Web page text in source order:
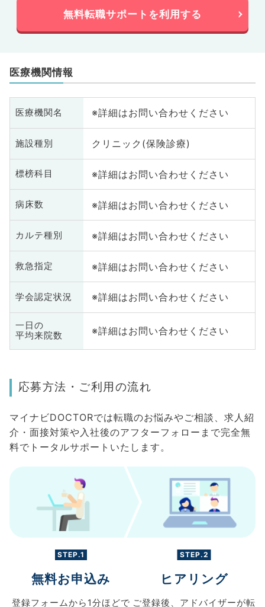
無料転職サポートを利用する
医療機関情報
医療機関名 ※詳細はお問い合わせください
施設種別 クリニック(保険診療)
標榜科目 ※詳細はお問い合わせください
病床数 ※詳細はお問い合わせください
カルテ種別 ※詳細はお問い合わせください
救急指定 ※詳細はお問い合わせください
学会認定状況 ※詳細はお問い合わせください
一日の
平均来院数
※詳細はお問い合わせください
応募方法・ご利用の流れ
マイナビDOCTORでは転職のお悩みやご相談、求人紹
介・面接対策や入社後のアフターフォローまで完全無
料でトータルサポートいたします。
STEP.1
無料お申込み
登録フォームから 1分ほどで
STEP.2
ヒアリング
ご登録後、 アドバイザーが転